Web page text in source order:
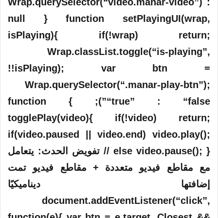
null } function setPlayingUI(wrap,
isPlaying){ if(!wrap) return;
Wrap.classList.toggle(“is-playing”,
!!isPlaying); var btn =
Wrap.querySelector(“.manar-play-btn”);
“true” : “false”); } function
togglePlay(video){ if(!video) return;
if(video.paused || video.end) video.play();
else video.pause(); } // تفويض الحدث: يتعامل
مع مقاطع فيديو متعددة + مقاطع فيديو تمت
إضافتها ديناميكيًا
document.addEventListener(“click”,